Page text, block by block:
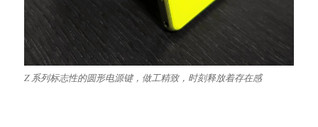
Z 系列标志性的圆形电源键，做工精致，时刻释放着存在感